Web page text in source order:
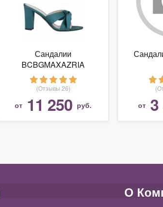
Сандалии
BCBGMAXAZRIA
(Отзывы 26)
от 11 250 руб. от
О